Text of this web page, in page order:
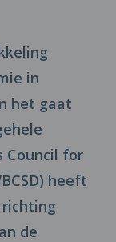
in
het gaat
Council for
heeft
de